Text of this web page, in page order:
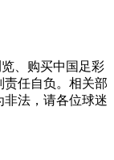
、购买中国足彩
任自负。相关部
非法，请各位球迷